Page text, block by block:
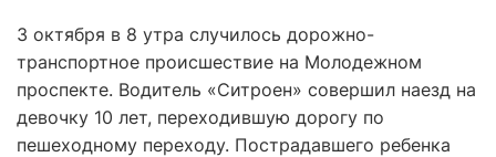
3 октября в 8 утра случилось дорожно-
транспортное происшествие на Молодежном
проспекте. Водитель «Ситроен» совершил наезд на
девочку 10 лет, переходившую дорогу по
пешеходному переходу. Пострадавшего ребенка